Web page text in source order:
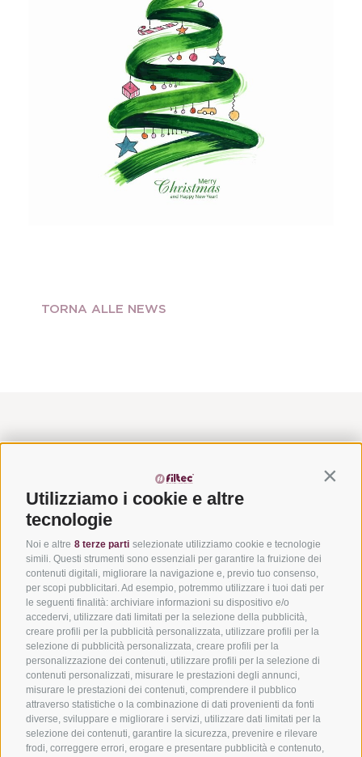
Utilizziamo i cookie e altre
tecnologie
Noi e altre 8 terze parti selezionate utilizziamo cookie e tecnologie
simili. Questi strumenti sono essenziali per garantire la fruizione dei
contenuti digitali, migliorare la navigazione e, previo tuo consenso,
per scopi pubblicitari. Ad esempio, potremmo utilizzare i tuoi dati per
le seguenti finalità: archiviare informazioni su dispositivo e/o
accedervi, utilizzare dati limitati per la selezione della pubblicità,
creare profili per la pubblicità personalizzata, utilizzare profili per la
selezione di pubblicità personalizzata, creare profili per la
personalizzazione dei contenuti, utilizzare profili per la selezione di
contenuti personalizzati, misurare le prestazioni degli annunci,
misurare le prestazioni dei contenuti, comprendere il pubblico
attraverso statistiche o la combinazione di dati provenienti da fonti
diverse, sviluppare e migliorare i servizi, utilizzare dati limitati per la
selezione dei contenuti, garantire la sicurezza, prevenire e rilevare
frodi, correggere errori, erogare e presentare pubblicità e contenuto,
TORNA ALLE NEWS
Via del Laghetto, 140 – 45021
Badia Polesine (RO)
+39 0425 594457 –info@filtecsrl.eu
Sottoponici il tuo progetto e richiedi un preventivo